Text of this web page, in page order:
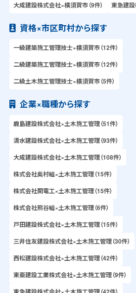
大成建設株式会社×横須賀市（9件） 東急建設
資格×市区町村から探す
一級建築施工管理技士×横須賀市（12件）
二級建築施工管理技士×横須賀市（12件）
二級土木施工管理技士×横須賀市（5件）
企業×職種から探す
鹿島建設株式会社×土木施工管理（51件）
清水建設株式会社×土木施工管理（93件）
大成建設株式会社×土木施工管理（108件）
株式会社奥村組×土木施工管理（15件）
株式会社関電工×土木施工管理（15件）
株式会社熊谷組×土木施工管理（6件）
戸田建設株式会社×土木施工管理（15件）
三井住友建設株式会社×土木施工管理（30件）
西松建設株式会社×土木施工管理（42件）
東亜建設工業株式会社×土木施工管理（9件）